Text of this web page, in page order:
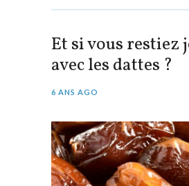
Et si vous restiez
avec les dattes ?
6 ANS AGO